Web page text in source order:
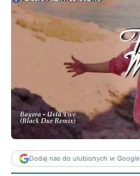
Dodaj nas do ulubionych w Google